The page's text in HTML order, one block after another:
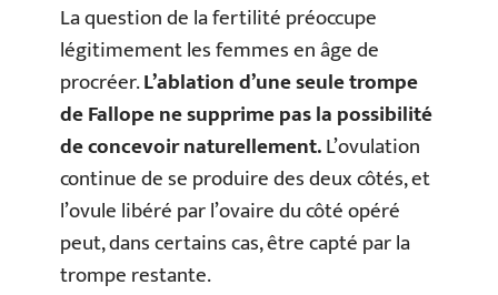
La question de la fertilité préoccupe
légitimement les femmes en âge de
procréer.L’ablation d’une seule trompe
de Fallope ne supprime pas la possibilité
de concevoir naturellement.L’ovulation
continue de se produire des deux côtés, et
l’ovule libéré par l’ovaire du côté opéré
peut, dans certains cas, être capté par la
trompe restante.